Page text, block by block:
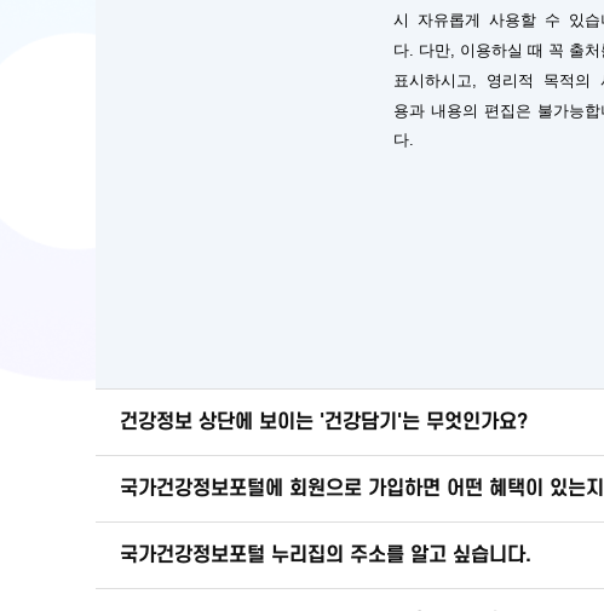
시 자유롭게 사용할 수 있습
다. 다만, 이용하실 때 꼭 출처
표시하시고, 영리적 목적의
용과 내용의 편집은 불가능합
다.
건강정보 상단에 보이는 '건강담기'는 무엇인가요?
국가건강정보포털에 회원으로 가입하면 어떤 혜택이 있는
국가건강정보포털 누리집의 주소를 알고 싶습니다.